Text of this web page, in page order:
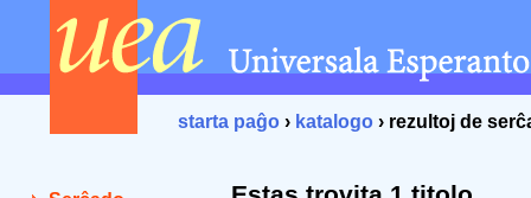
starta paĝo › katalogo › rezultoj de